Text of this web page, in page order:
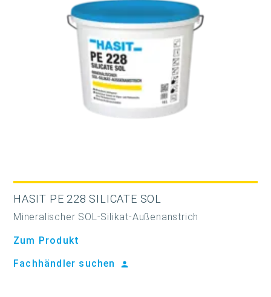
HASIT PE 228 SILICATE SOL
Mineralischer SOL-Silikat-Außenanstrich
Zum Produkt
Fachhändler suchen